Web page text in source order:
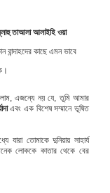
তা‌‌আলা আলাইহি ওয়া
কাছে এমন ভাবে
এজন্যে নয় যে, তুমি আমার
এবং এক বিশেষ সম্মানে ভূষিত
যারা তোমাকে দুনিয়ায় সাহার্য
লোককে কাতার থেকে বের